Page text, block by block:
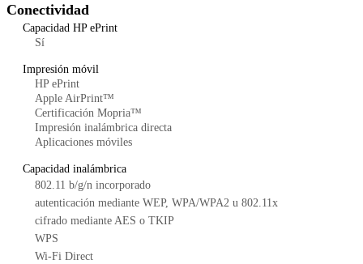
Conectividad
Capacidad HP ePrint
Sí
Impresión móvil
HP ePrint
Apple AirPrint™
Certificación Mopria™
Impresión inalámbrica directa
Aplicaciones móviles
Capacidad inalámbrica
802.11 b/g/n incorporado
autenticación mediante WEP, WPA/WPA2 u 802.11x
cifrado mediante AES o TKIP
WPS
Wi-Fi Direct